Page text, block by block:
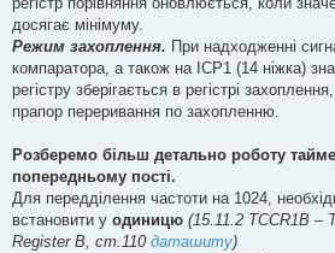
досягає мінімуму.
Режим захоплення. При надходженні
компаратора, а також на ICP1 (14 ніжка)
регістру зберігається в регістрі
прапор переривання по захопленню.
Розберемо більш детально роботу
попередньому пості.
Для передділення частоти на 1024,
встановити у одиницю (15.11.2 TCCR1B –
Register B, ст.110 даташиту)